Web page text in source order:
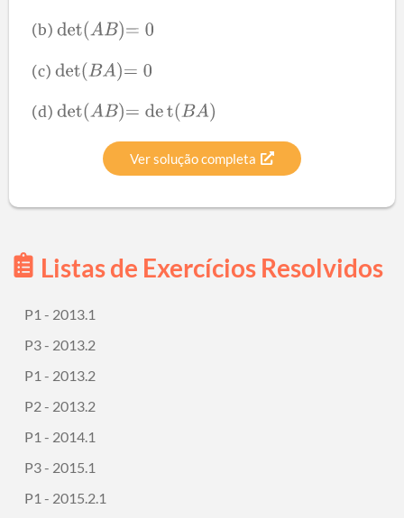
(b)
(c)
(d)
Ver solução completa
Listas de Exercícios Resolvidos
P1 - 2013.1
P3 - 2013.2
P1 - 2013.2
P2 - 2013.2
P1 - 2014.1
P3 - 2015.1
P1 - 2015.2.1